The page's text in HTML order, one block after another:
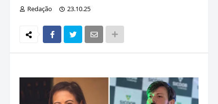
Redação 23.10.25